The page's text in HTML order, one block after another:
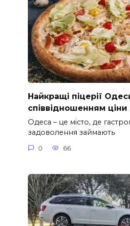
Найкращі піцерії
співвідношенням ціни
Одеса – це місто, де
задоволення займають
0 66